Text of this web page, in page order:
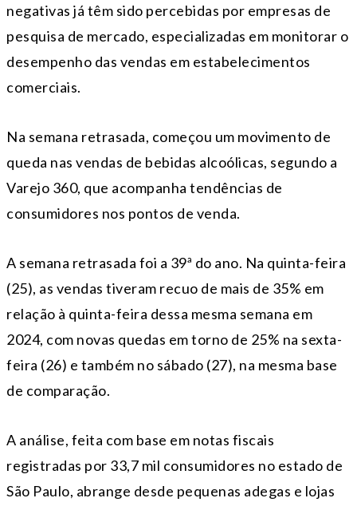
negativas já têm sido percebidas por empresas de
pesquisa de mercado, especializadas em monitorar o
desempenho das vendas em estabelecimentos
comerciais.
Na semana retrasada, começou um movimento de
queda nas vendas de bebidas alcoólicas, segundo a
Varejo 360, que acompanha tendências de
consumidores nos pontos de venda.
A semana retrasada foi a 39ª do ano. Na quinta-feira
(25), as vendas tiveram recuo de mais de 35% em
relação à quinta-feira dessa mesma semana em
2024, com novas quedas em torno de 25% na sexta-
feira (26) e também no sábado (27), na mesma base
de comparação.
A análise, feita com base em notas fiscais
registradas por 33,7 mil consumidores no estado de
São Paulo, abrange desde pequenas adegas e lojas